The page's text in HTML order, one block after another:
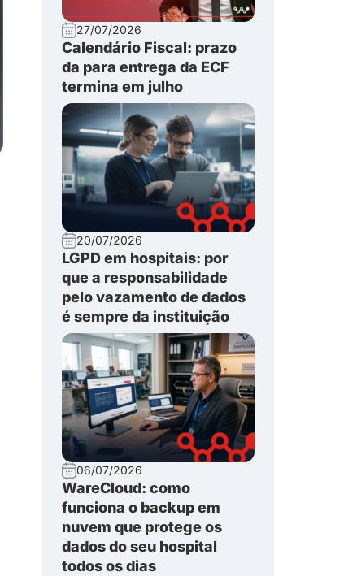
27/07/2026
Calendário Fiscal: prazo
da para entrega da ECF
termina em julho
20/07/2026
LGPD em hospitais: por
que a responsabilidade
pelo vazamento de dados
é sempre da instituição
06/07/2026
WareCloud: como
funciona o backup em
nuvem que protege os
dados do seu hospital
todos os dias